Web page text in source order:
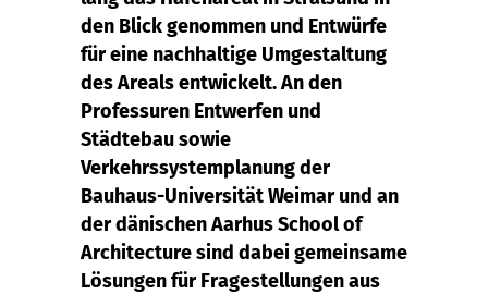
den Blick genommen und Entwürfe
für eine nachhaltige Umgestaltung
des Areals entwickelt. An den
Professuren Entwerfen und
Städtebau sowie
Verkehrssystemplanung der
Bauhaus-Universität Weimar und an
der dänischen Aarhus School of
Architecture sind dabei gemeinsame
Lösungen für Fragestellungen aus